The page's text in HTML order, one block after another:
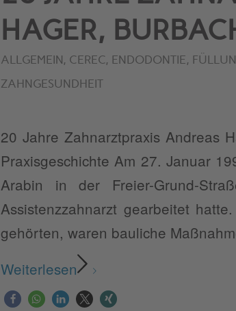
HAGER,
ALLGEMEIN, CEREC, ENDODONTIE,
ZAHNGESUNDHEIT
20 Jahre Zahnarztpraxis Andreas
Praxisgeschichte Am 27. Januar
Arabin in der Freier-Grund-
Assistenzzahnarzt gearbeitet
gehörten, waren bauliche
Weiterlesen